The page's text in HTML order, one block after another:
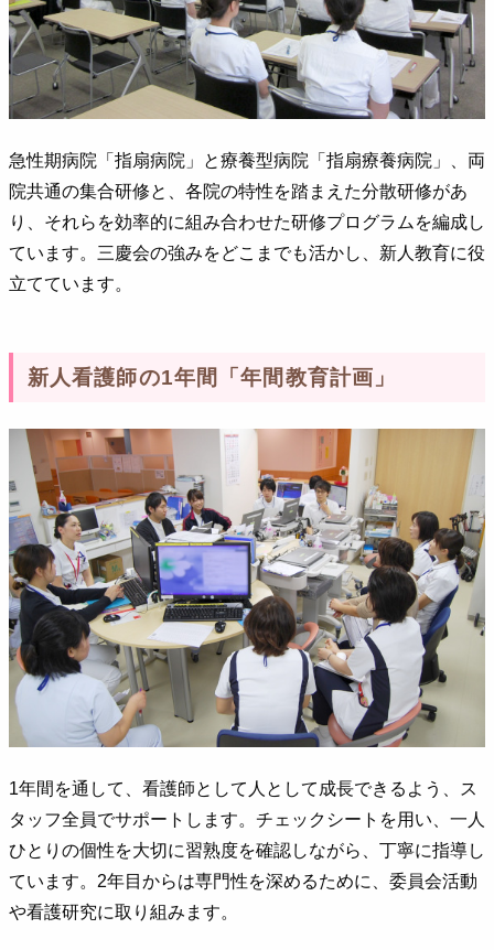
急性期病院「指扇病院」と療養型病院「指扇療養病院」、両
院共通の集合研修と、各院の特性を踏まえた分散研修があ
り、それらを効率的に組み合わせた研修プログラムを編成し
ています。三慶会の強みをどこまでも活かし、新人教育に役
立てています。
新人看護師の1年間「年間教育計画」
1年間を通して、看護師として人として成長できるよう、ス
タッフ全員でサポートします。チェックシートを用い、一人
ひとりの個性を大切に習熟度を確認しながら、丁寧に指導し
ています。2年目からは専門性を深めるために、委員会活動
や看護研究に取り組みます。